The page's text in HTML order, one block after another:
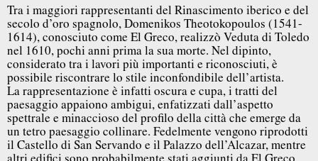
Tra i maggiori rappresentanti del Rinascimento iberico e del
secolo d’oro spagnolo, Domenikos Theotokopoulos (1541-
1614), conosciuto come El Greco, realizzò Veduta di Toledo
nel 1610, pochi anni prima la sua morte. Nel dipinto,
considerato tra i lavori più importanti e riconosciuti, è
possibile riscontrare lo stile inconfondibile dell’artista.
La rappresentazione è infatti oscura e cupa, i tratti del
paesaggio appaiono ambigui, enfatizzati dall’aspetto
spettrale e minaccioso del profilo della città che emerge da
un tetro paesaggio collinare. Fedelmente vengono riprodotti
il Castello di San Servando e il Palazzo dell’Alcazar, mentre